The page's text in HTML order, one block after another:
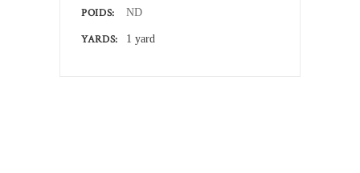
POIDS ND
YARDS 1 yard